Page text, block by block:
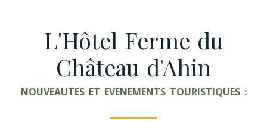
L'Hôtel Ferme du
Château d'Ahin
NOUVEAUTES ET EVENEMENTS TOURISTIQUES :